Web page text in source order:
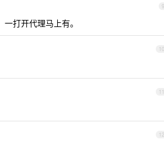
9
打开代理马上有。
10
11
12